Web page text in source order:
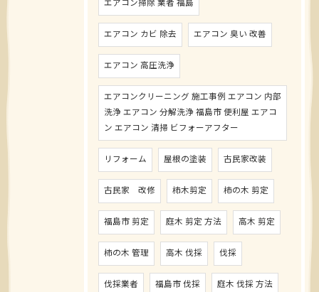
エアコン掃除 業者 福島
エアコン カビ 除去 エアコン 臭い 改善
エアコン 高圧洗浄
エアコンクリーニング 施工事例 エアコン 内部
洗浄 エアコン 分解洗浄 福島市 便利屋 エアコ
ン エアコン 清掃 ビフォーアフター
リフォーム 屋根の塗装 古民家改装
古民家 改修 柿木剪定 柿の木 剪定
福島市 剪定 庭木 剪定 方法 高木 剪定
柿の木 管理 高木 伐採 伐採
伐採業者 福島市 伐採 庭木 伐採 方法